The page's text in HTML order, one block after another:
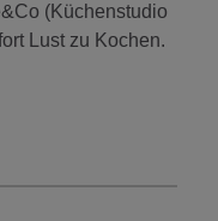
(Küchenstudio
Lust zu Kochen.